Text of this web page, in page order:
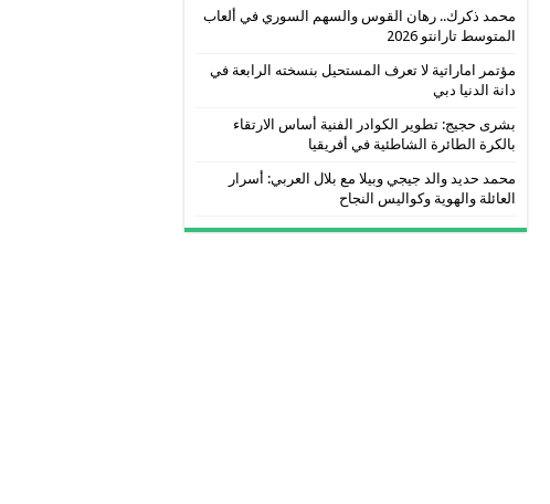
محمد ذكرك.. رهان القوس والسهم السوري في ألعاب
المتوسط تارانتو 2026
مؤتمر اماراتية لا تعرف المستحيل بنسخته الرابعة في
دانة الدنيا دبي
بشرى حجيج: تطوير الكوادر الفنية أساس الارتقاء
بالكرة الطائرة الشاطئية في أفريقيا
محمد حديد والد جيجي وبيلا مع بلال العربي: أسرار
العائلة والهوية وكواليس النجاح